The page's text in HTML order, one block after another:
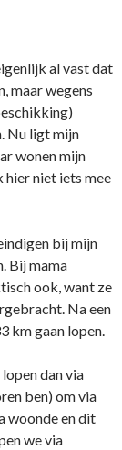
al vast dat
maar wegens
Nu ligt mijn
wonen mijn
hier niet iets mee
bij mijn
Bij mama
ook, want ze
Na een
km gaan lopen.
dan via
ben) om via
woonde en dit
we via